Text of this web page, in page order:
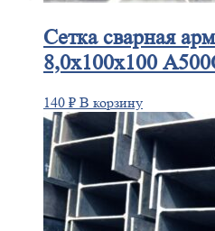
Сеткасварная
8,0х100х100
140 ₽ В корзину